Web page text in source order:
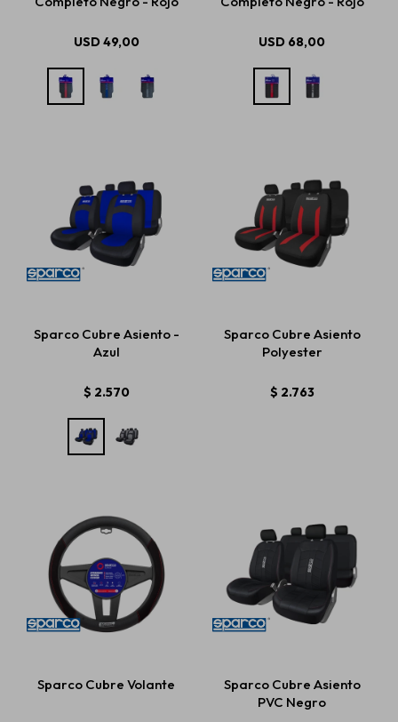
USD49,00 USD 68,00
Sparco Cubre Asiento -
Azul
$ 2.570
Sparco Cubre Asiento
Polyester
$ 2.763
Sparco Cubre Volante
Sparco Cubre Asiento
PVC Negro
Estética automotriz
Accesorios
Repuestos
Servicios